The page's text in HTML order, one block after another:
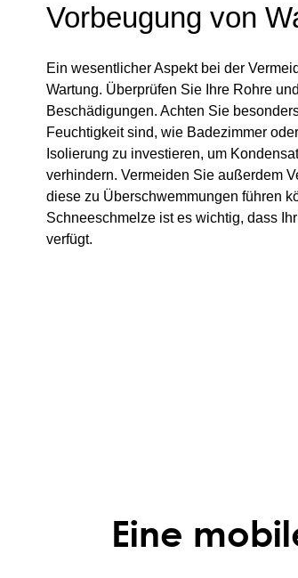
Vorbeugung von
Ein wesentlicher Aspekt bei der
Wartung. Überprüfen Sie Ihre Rohre
Beschädigungen. Achten Sie
Feuchtigkeit sind, wie Badezimmer
Isolierung zu investieren, um
verhindern. Vermeiden Sie außerdem
diese zu Überschwemmungen führen
Schneeschmelze ist es wichtig, dass
verfügt.
Eine